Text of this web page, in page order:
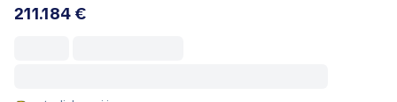
211.184 €